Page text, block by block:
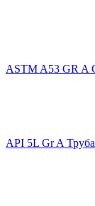
ASTM A53 GR A
API 5L Gr A